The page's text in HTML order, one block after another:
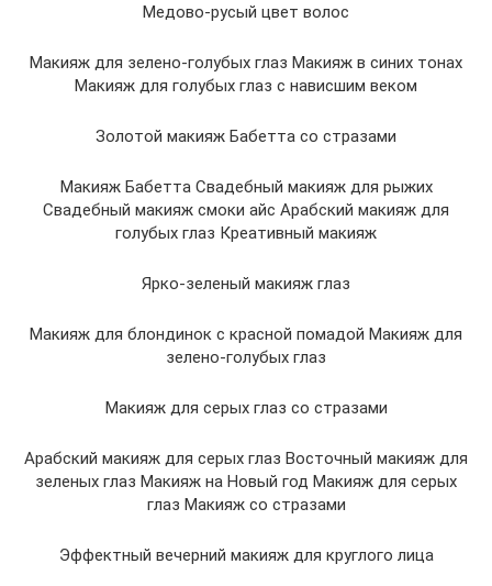
Медово-русый цвет волос
Макияж для зелено-голубых глаз Макияж в синих тонах
Макияж для голубых глаз с нависшим веком
Золотой макияж Бабетта со стразами
Макияж Бабетта Свадебный макияж для рыжих
Свадебный макияж смоки айс Арабский макияж для
голубых глаз Креативный макияж
Ярко-зеленый макияж глаз
Макияж для блондинок с красной помадой Макияж для
зелено-голубых глаз
Макияж для серых глаз со стразами
Арабский макияж для серых глаз Восточный макияж для
зеленых глаз Макияж на Новый год Макияж для серых
глаз Макияж со стразами
Эффектный вечерний макияж для круглого лица